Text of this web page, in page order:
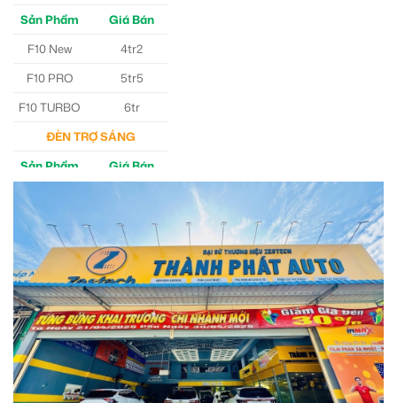
Sản Phẩm
Giá Bán
F10 New
4tr2
F10 PRO
5tr5
F10 TURBO
6tr
ĐÈN TRỢ SÁNG
Sản Phẩm
Giá Bán
M30 Ultra
Aozoom EX3
5tr